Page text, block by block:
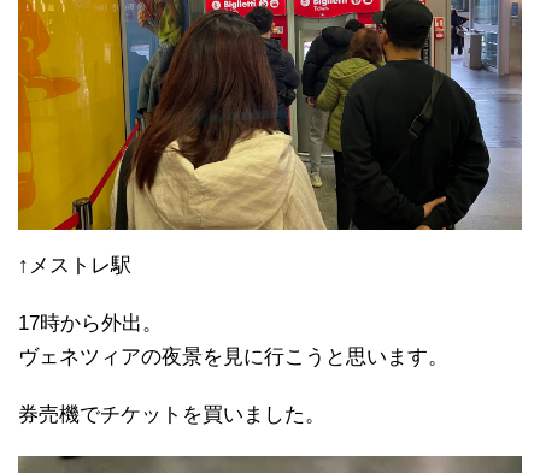
↑メストレ駅
17時から外出。
ヴェネツィアの夜景を見に行こうと思います。
券売機でチケットを買いました。